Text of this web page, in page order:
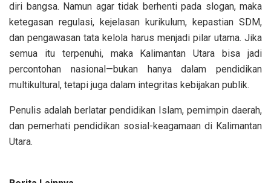
diri bangsa. Namun agar tidak berhenti pada slogan, maka
ketegasan regulasi, kejelasan kurikulum, kepastian SDM,
dan pengawasan tata kelola harus menjadi pilar utama. Jika
semua itu terpenuhi, maka Kalimantan Utara bisa jadi
percontohan nasional—bukan hanya dalam pendidikan
multikultural, tetapi juga dalam integritas kebijakan publik.
Penulis adalah berlatar pendidikan Islam, pemimpin daerah,
dan pemerhati pendidikan sosial-keagamaan di Kalimantan
Utara.